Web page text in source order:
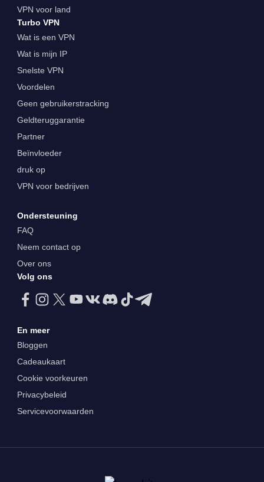
VPN voor land
Turbo VPN
Wat is een VPN
Wat is mijn IP
Snelste VPN
Voordelen
Geen gebruikerstracking
Geldteruggarantie
Partner
Beïnvloeder
druk op
VPN voor bedrijven
Ondersteuning
FAQ
Neem contact op
Over ons
Volg ons
En meer
Bloggen
Cadeaukaart
Cookie voorkeuren
Privacybeleid
Servicevoorwaarden